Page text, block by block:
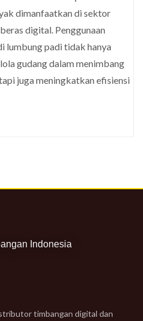
dimanfaatkan di sektor
digital. Penggunaan
lumbung padi tidak hanya
gudang dalam menimbang
juga meningkatkan efisiensi
timbangan digital dan